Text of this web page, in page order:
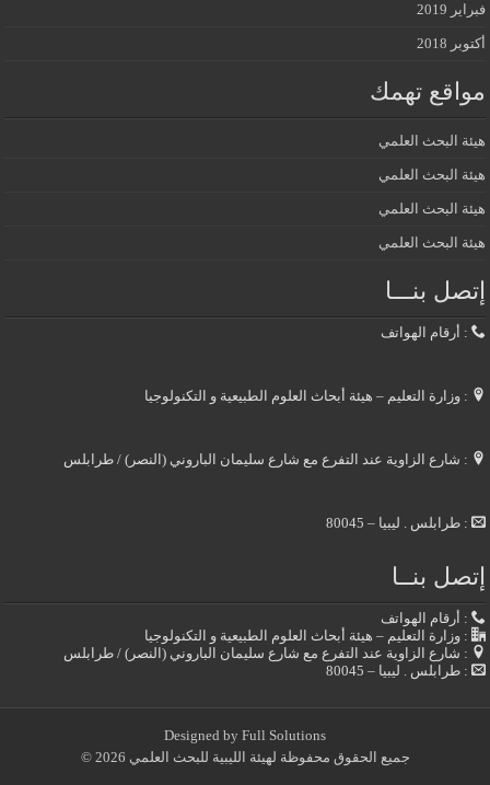
فبراير 2019
أكتوبر 2018
مواقع تهمك
هيئة البحث العلمي
هيئة البحث العلمي
هيئة البحث العلمي
هيئة البحث العلمي
إتصل بنـــا
: أرقام الهواتف
: وزارة التعليم – هيئة أبحاث العلوم الطبيعية و التكنولوجيا
: شارع الزاوية عند التفرع مع شارع سليمان الباروني (النصر) / طرابلس
: طرابلس . ليبيا – 80045
إتصل بنــا
: أرقام الهواتف
: وزارة التعليم – هيئة أبحاث العلوم الطبيعية و التكنولوجيا
: شارع الزاوية عند التفرع مع شارع سليمان الباروني (النصر) / طرابلس
: طرابلس . ليبيا – 80045
Designed by Full Solutions
جميع الحقوق محفوظة لهيئة الليبية للبحث العلمي 2026 ©